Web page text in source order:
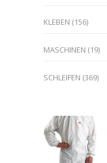
KLEBEN (156)
MASCHINEN (19)
SCHLEIFEN (369)